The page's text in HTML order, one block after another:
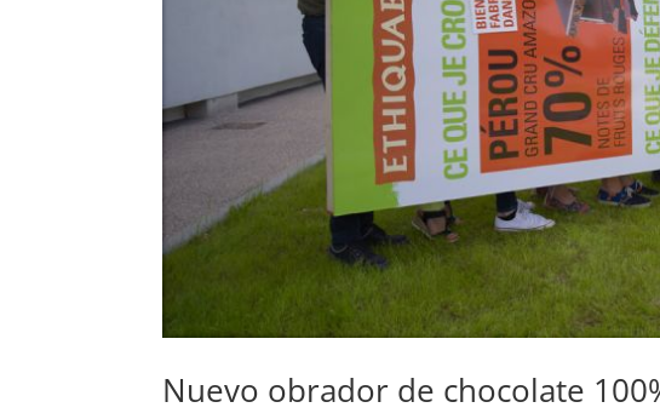
Nuevo obrador de chocolate